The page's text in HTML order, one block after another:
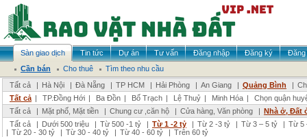
Sàn giao dịch Tin tức Dự án Tư vấn Đăng nhập Đăng ký
Đăng
Cần bán
Cho thuê
Tìm theo nhu cầu
Tất cả
| Hà Nội | Đà Nẵng | TP HCM | Hải Phòng | An Giang | Quảng Bình |
Tất cả | TP.Đồng Hới | Ba Đồn | Bố Trạch | Lệ Thuỷ | Minh Hóa |
Chọn quận
Tất cả
| Mặt phố, Mặt tiền | Chung cư ,căn hộ | Cửa hàng, Văn phòng | Nhà ở, Đất
Tất cả
| Dưới 500 triệu | Từ 500 -1 tỷ | Từ 1 -2 tỷ | Từ 2 -3 tỷ | Từ 3 – 5 tỷ | Từ 5
| Từ 20 - 30 tỷ | Từ 30 - 40 tỷ | Từ 40 - 60 tỷ | Trên 60 tỷ